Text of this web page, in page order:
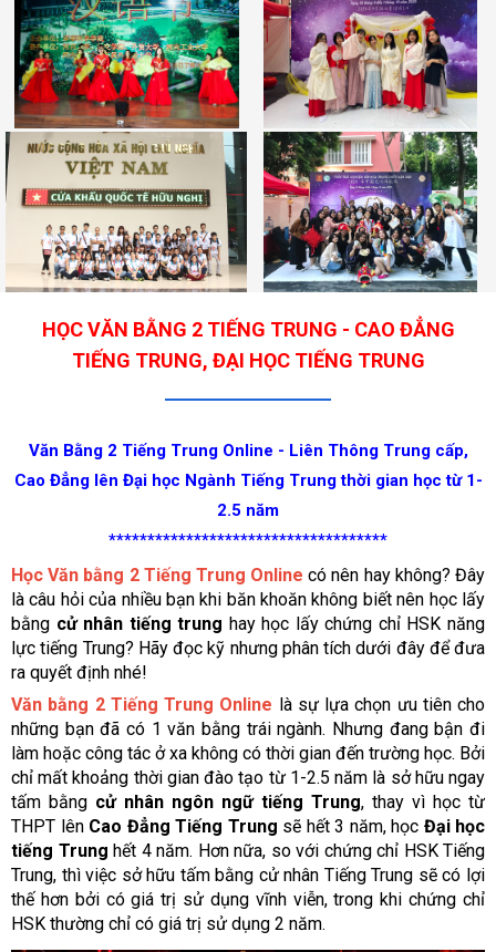
HỌC VĂN BẰNG 2 TIẾNG TRUNG - CAO ĐẲNG
TIẾNG TRUNG, ĐẠI HỌC TIẾNG TRUNG
Văn Bằng 2 Tiếng Trung Online - Liên Thông Trung cấp,
Cao Đẳng lên Đại học Ngành Tiếng Trung thời gian học từ 1-
2.5 năm
************************************
Học Văn bằng 2 Tiếng Trung Online có nên hay không? Đây
là câu hỏi của nhiều bạn khi băn khoăn không biết nên học lấy
bằng cử nhân tiếng trung hay học lấy chứng chỉ HSK năng
lực tiếng Trung? Hãy đọc kỹ nhưng phân tích dưới đây để đưa
ra quyết định nhé!
Văn bằng 2 Tiếng Trung Online là sự lựa chọn ưu tiên cho
những bạn đã có 1 văn bằng trái ngành. Nhưng đang bận đi
làm hoặc công tác ở xa không có thời gian đến trường học. Bởi
chỉ mất khoảng thời gian đào tạo từ 1-2.5 năm là sở hữu ngay
tấm bằng cử nhân ngôn ngữ tiếng Trung, thay vì học từ
THPT lên Cao Đẳng Tiếng Trung sẽ hết 3 năm, học Đại học
tiếng Trung hết 4 năm. Hơn nữa, so với chứng chỉ HSK Tiếng
Trung, thì việc sở hữu tấm bằng cử nhân Tiếng Trung sẽ có lợi
thế hơn bởi có giá trị sử dụng vĩnh viễn, trong khi chứng chỉ
HSK thường chỉ có giá trị sử dụng 2 năm.